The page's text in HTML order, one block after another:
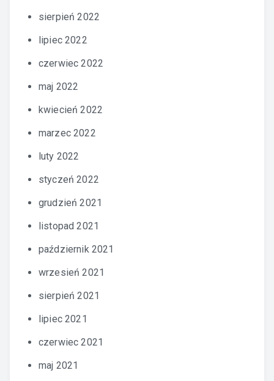
sierpień 2022
lipiec 2022
czerwiec 2022
maj 2022
kwiecień 2022
marzec 2022
luty 2022
styczeń 2022
grudzień 2021
listopad 2021
październik 2021
wrzesień 2021
sierpień 2021
lipiec 2021
czerwiec 2021
maj 2021